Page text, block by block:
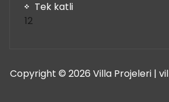
ürün
Tek katli
1212
Copyright © 2026 Villa Projeleri |